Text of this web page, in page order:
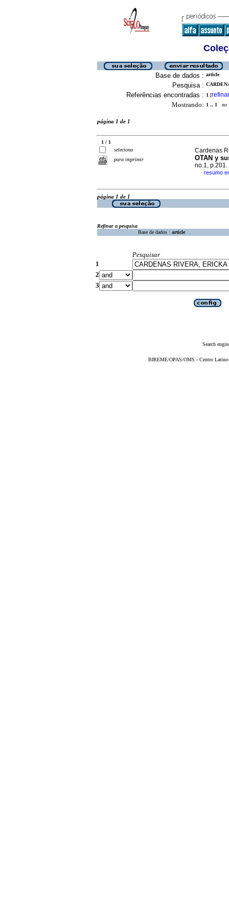
Base de dados : article
Pesquisa :
Referências encontradas : 1 [refinar
Mostrando: 1 .. 1 no
página 1 de 1
1 / 1
seleciona
para imprimir
Cardenas
OTAN y
no.1,
· resumo
página 1 de 1
Refinar a pesquisa
Base de dados : article
Pesquisar
1
2
3
Search
BIREME/OPAS/OMS - Centro Latino-